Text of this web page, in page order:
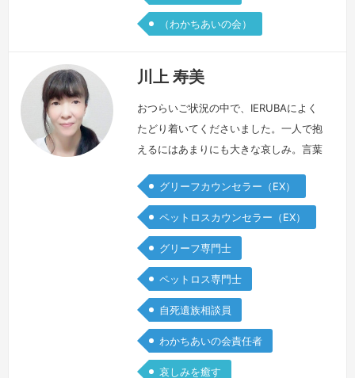
（わかちあいの会）
川上 寿美
おつらいご状況の中で、IERUBAによく
たどり着いてくださいました。一人で抱
えるにはあまりにも大きな哀しみ。言葉
れまでの日常が一変するような出来事で
すから、どんなお気持ち、ご状態になら
れても不思議ではありません。つらいけ
れど、苦しいけれど、どんな想いもあな
たの中で生まれた、あなただけの大切な
想い。あなたの想いを、私も大切に聴か
せていただきます。まとまらなくても、
… 続きを見る »
グリーフカウンセラー（EX）
ペットロスカウンセラー（EX）
グリーフ専門士
ペットロス専門士
自死遺族相談員
わかちあいの会責任者
哀しみを癒す